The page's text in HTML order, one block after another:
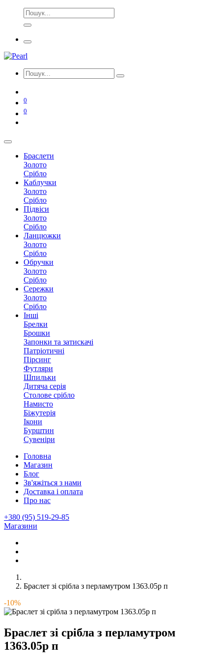
0
0
Браслети
Золото
Срібло
Каблучки
Золото
Срібло
Підвіси
Золото
Срібло
Ланцюжки
Золото
Срібло
Обручки
Золото
Срібло
Сережки
Золото
Срібло
Інші
Брелки
Брошки
Запонки та затискачі
Патріотичні
Пірсинг
Футляри
Шпильки
Дитяча серія
Столове срібло
Намисто
Біжутерія
Ікони
Бурштин
Сувеніри
Головна
Магазин
Блог
Зв'яжіться з нами
Доставка і оплата
Про нас
+380 (95) 519-29-85
Магазини
Браслет зі срібла з перламутром 1363.05р п
-10%
Браслет зі срібла з перламутром
1363.05р п